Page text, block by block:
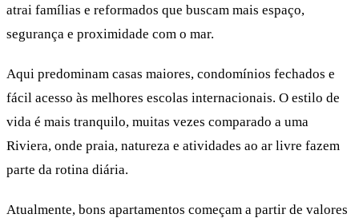
atrai famílias e reformados que buscam mais espaço,
segurança e proximidade com o mar.
Aqui predominam casas maiores, condomínios fechados e
fácil acesso às melhores escolas internacionais. O estilo de
vida é mais tranquilo, muitas vezes comparado a uma
Riviera, onde praia, natureza e atividades ao ar livre fazem
parte da rotina diária.
Atualmente, bons apartamentos começam a partir de valores